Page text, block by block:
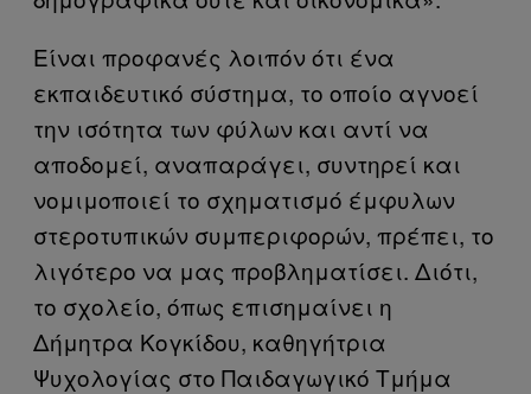
Είναι προφανές λοιπόν ότι ένα
εκπαιδευτικό σύστημα, το οποίο αγνοεί
την ισότητα των φύλων και αντί να
αποδομεί, αναπαράγει, συντηρεί και
νομιμοποιεί το σχηματισμό έμφυλων
στεροτυπικών συμπεριφορών, πρέπει, το
λιγότερο να μας προβληματίσει. Διότι,
το σχολείο, όπως επισημαίνει η
Δήμητρα Κογκίδου, καθηγήτρια
Ψυχολογίας στο Παιδαγωγικό Τμήμα